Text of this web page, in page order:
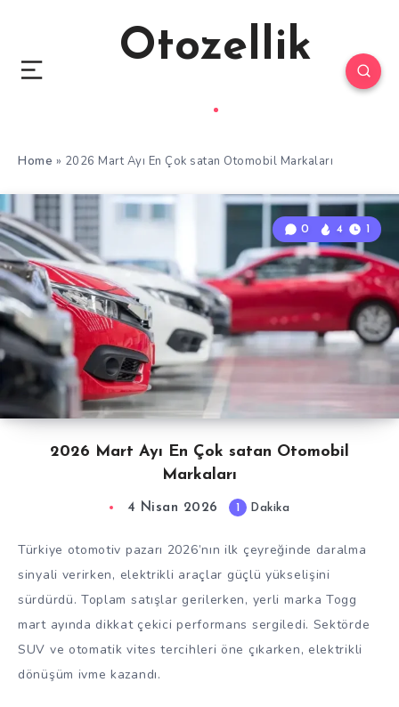
Otozellik
Home » 2026 Mart Ayı En Çok satan Otomobil Markaları
2026 Mart Ayı En Çok satan Otomobil
Markaları
0 4 1
4 Nisan 2026 1 Dakika
Türkiye otomotiv pazarı 2026’nın ilk çeyreğinde daralma
sinyali verirken, elektrikli araçlar güçlü yükselişini
sürdürdü. Toplam satışlar gerilerken, yerli marka Togg
mart ayında dikkat çekici performans sergiledi. Sektörde
SUV ve otomatik vites tercihleri öne çıkarken, elektrikli
dönüşüm ivme kazandı.